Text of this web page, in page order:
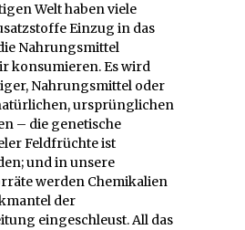
Welt haben viele
Einzug in das
Nahrungsmittel
konsumieren. Es wird
Nahrungsmittel oder
ursprünglichen
– die genetische
Feldfrüchte ist
und in unsere
werden Chemikalien
der
eingeschleust. All das